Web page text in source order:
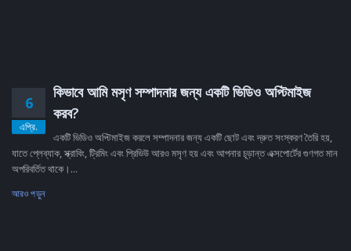
6
এপ্রি.
কিভাবে আমি মসৃণ সম্পাদনার জন্য একটি ভিডিও অপ্টিমাইজ
করব?
একটি ভিডিও অপ্টিমাইজ করলে সম্পাদনার জন্য একটি ছোট এবং দ্রুত সংস্করণ তৈরি হয়,
যাতে প্লেব্যাক, স্ক্রাবিং, ট্রিমিং এবং প্রিভিউ আরও মসৃণ হয় এবং আপনার চূড়ান্ত এক্সপোর্টের গুণগত মান
অপরিবর্তিত থাকে।...
আরও পড়ুন